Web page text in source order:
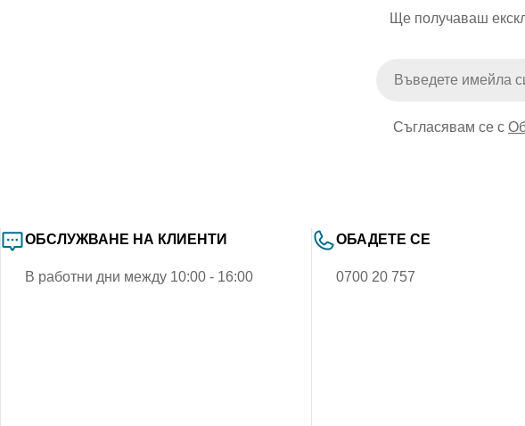
Ще получаваш
Съгласявам се с
ОБСЛУЖВАНЕ НА КЛИЕНТИ
В работни дни между 10:00 - 16:00
ОБАДЕТЕ СЕ
0700 20 757